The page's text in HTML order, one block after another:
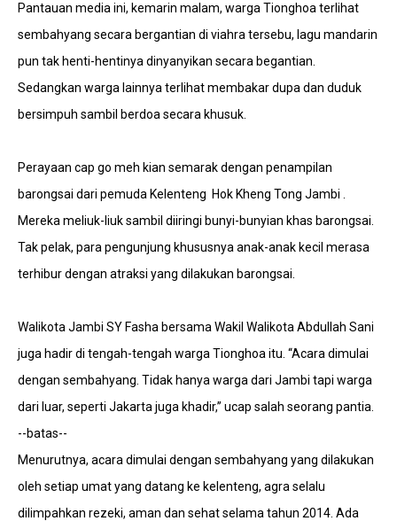
Pantauan media ini, kemarin malam, warga Tionghoa terlihat
sembahyang secara bergantian di viahra tersebu, lagu mandarin
pun tak henti-hentinya dinyanyikan secara begantian.
Sedangkan warga lainnya terlihat membakar dupa dan duduk
bersimpuh sambil berdoa secara khusuk.
Perayaan cap go meh kian semarak dengan penampilan
barongsai dari pemuda Kelenteng Hok Kheng Tong Jambi .
Mereka meliuk-liuk sambil diiringi bunyi-bunyian khas barongsai.
Tak pelak, para pengunjung khususnya anak-anak kecil merasa
terhibur dengan atraksi yang dilakukan barongsai.
Walikota Jambi SY Fasha bersama Wakil Walikota Abdullah Sani
juga hadir di tengah-tengah warga Tionghoa itu. ‘‘Acara dimulai
dengan sembahyang. Tidak hanya warga dari Jambi tapi warga
dari luar, seperti Jakarta juga khadir,’’ ucap salah seorang pantia.
--batas--
Menurutnya, acara dimulai dengan sembahyang yang dilakukan
oleh setiap umat yang datang ke kelenteng, agra selalu
dilimpahkan rezeki, aman dan sehat selama tahun 2014. Ada